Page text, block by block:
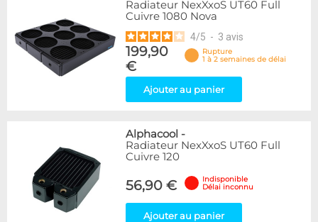
Radiateur NexXxoS UT60 Full
Cuivre 1080 Nova
4/5 - 3 avis
199,90
€
Rupture
1 à 2 semaines de délai
Ajouter au panier
Alphacool -
Radiateur NexXxoS UT60 Full
Cuivre 120
56,90 €
Indisponible
Délai inconnu
Ajouter au panier